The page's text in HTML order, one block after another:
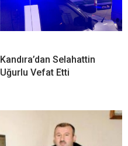
Kandıra’dan Selahattin
Uğurlu Vefat Etti